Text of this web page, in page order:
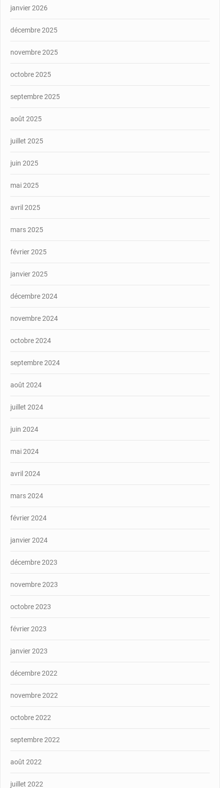
janvier 2026
décembre 2025
novembre 2025
octobre 2025
septembre 2025
août 2025
juillet 2025
juin 2025
mai 2025
avril 2025
mars 2025
février 2025
janvier 2025
décembre 2024
novembre 2024
octobre 2024
septembre 2024
août 2024
juillet 2024
juin 2024
mai 2024
avril 2024
mars 2024
février 2024
janvier 2024
décembre 2023
novembre 2023
octobre 2023
février 2023
janvier 2023
décembre 2022
novembre 2022
octobre 2022
septembre 2022
août 2022
juillet 2022